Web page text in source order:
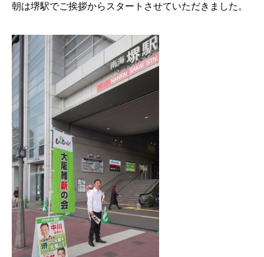
朝は堺駅でご挨拶からスタートさせていただきました。